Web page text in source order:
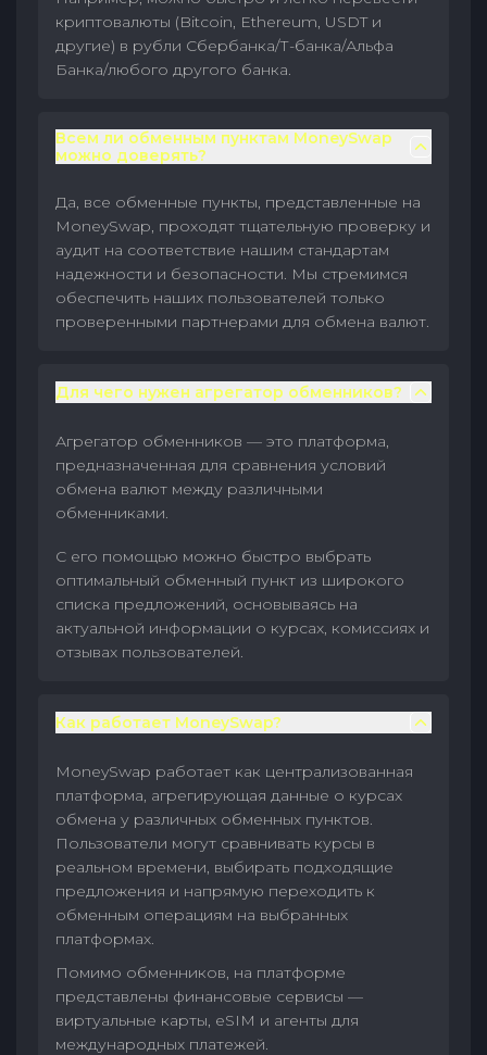
криптовалюты (Bitcoin, Ethereum, USDT и
другие) в рубли Сбербанка/Т-банка/Альфа
Банка/любого другого банка.
Всем ли обменным пунктам MoneySwap
можно доверять?
Да, все обменные пункты, представленные на
MoneySwap, проходят тщательную проверку и
аудит на соответствие нашим стандартам
надежности и безопасности. Мы стремимся
обеспечить наших пользователей только
проверенными партнерами для обмена валют.
Для чего нужен агрегатор обменников?
Агрегатор обменников — это платформа,
предназначенная для сравнения условий
обмена валют между различными
обменниками.
С его помощью можно быстро выбрать
оптимальный обменный пункт из широкого
списка предложений, основываясь на
актуальной информации о курсах, комиссиях и
отзывах пользователей.
Как работает MoneySwap?
MoneySwap работает как централизованная
платформа, агрегирующая данные о курсах
обмена у различных обменных пунктов.
Пользователи могут сравнивать курсы в
реальном времени, выбирать подходящие
предложения и напрямую переходить к
обменным операциям на выбранных
платформах.
Помимо обменников, на платформе
представлены финансовые сервисы —
виртуальные карты, eSIM и агенты для
международных платежей.